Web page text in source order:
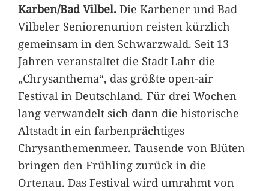
Karben/Bad Vilbel.Die Karbener und Bad
Vilbeler Seniorenunion reisten kürzlich
gemeinsam in den Schwarzwald. Seit 13
Jahren veranstaltet die Stadt Lahr die
„Chrysanthema“, das größte open-air
Festival in Deutschland. Für drei Wochen
lang verwandelt sich dann die historische
Altstadt in ein farbenprächtiges
Chrysanthemenmeer. Tausende von Blüten
bringen den Frühling zurück in die
Ortenau. Das Festival wird umrahmt von